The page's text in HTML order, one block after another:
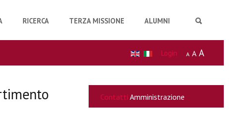
RICERCA TERZA MISSIONE ALUMNI
A A A
Login
ContattiAmministrazione